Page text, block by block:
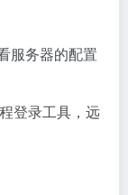
服务器的配置
登录工具，远